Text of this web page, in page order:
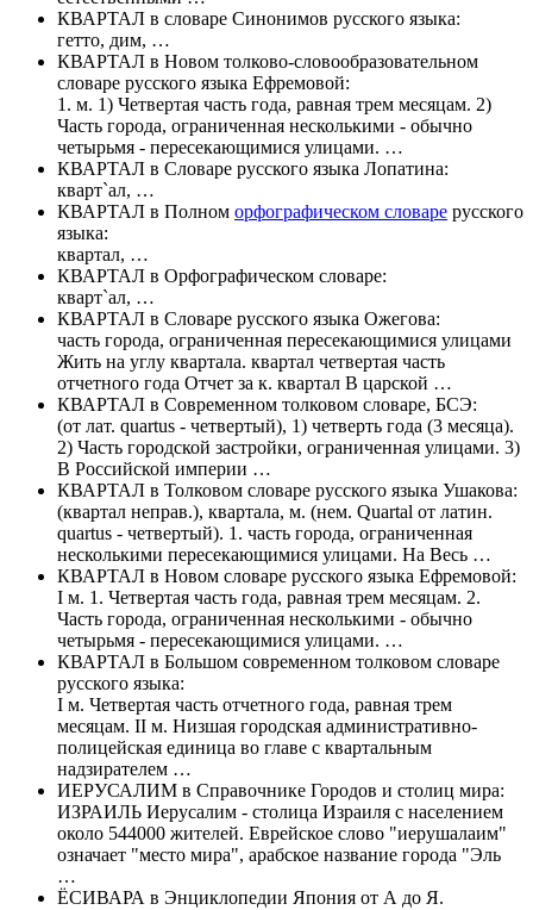
КВАРТАЛ в словаре Синонимов русского языка:
гетто, дим, …
КВАРТАЛ в Новом толково-словообразовательном
словаре русского языка Ефремовой:
1. м. 1) Четвертая часть года, равная трем месяцам. 2)
Часть города, ограниченная несколькими - обычно
четырьмя - пересекающимися улицами. …
КВАРТАЛ в Словаре русского языка Лопатина:
кварт`ал, …
КВАРТАЛ в Полном орфографическом словаре русского
языка:
квартал, …
КВАРТАЛ в Орфографическом словаре:
кварт`ал, …
КВАРТАЛ в Словаре русского языка Ожегова:
часть города, ограниченная пересекающимися улицами
Жить на углу квартала. квартал четвертая часть
отчетного года Отчет за к. квартал В царской …
КВАРТАЛ в Современном толковом словаре, БСЭ:
(от лат. quartus - четвертый), 1) четверть года (3 месяца).
2) Часть городской застройки, ограниченная улицами. 3)
В Российской империи …
КВАРТАЛ в Толковом словаре русского языка Ушакова:
(квартал неправ.), квартала, м. (нем. Quartal от латин.
quartus - четвертый). 1. часть города, ограниченная
несколькими пересекающимися улицами. На Весь …
КВАРТАЛ в Новом словаре русского языка Ефремовой:
I м. 1. Четвертая часть года, равная трем месяцам. 2.
Часть города, ограниченная несколькими - обычно
четырьмя - пересекающимися улицами. …
КВАРТАЛ в Большом современном толковом словаре
русского языка:
I м. Четвертая часть отчетного года, равная трем
месяцам. II м. Низшая городская административно-
полицейская единица во главе с квартальным
надзирателем …
ИЕРУСАЛИМ в Справочнике Городов и столиц мира:
ИЗРАИЛЬ Иерусалим - столица Израиля с населением
около 544000 жителей. Еврейское слово "иерушалаим"
означает "место мира", арабское название города "Эль
…
ЁСИВАРА в Энциклопедии Япония от А до Я.